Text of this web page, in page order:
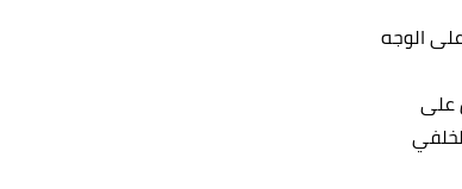
على الوجه
على